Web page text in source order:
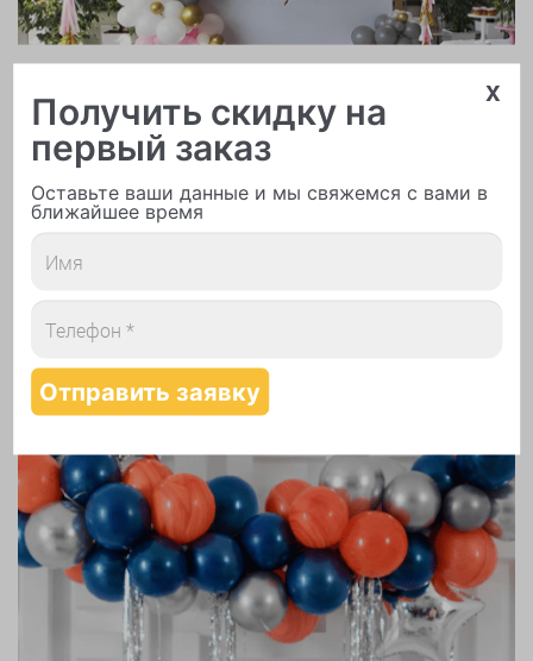
x
Получить скидку на
первый заказ
Оставьте ваши данные и мы свяжемся с вами в
ближайшее время